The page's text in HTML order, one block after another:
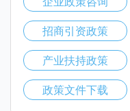
招商引资政策
产业扶持政策
政策文件下载